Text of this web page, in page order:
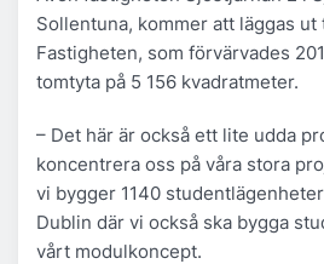
Sollentuna, kommer att läggas
Fastigheten, som förvärvades
tomtyta på 5 156 kvadratmeter.
– Det här är också ett lite udda
koncentrera oss på våra stora
vi bygger 1140
Dublin där vi också ska bygga
vårt modulkoncept.